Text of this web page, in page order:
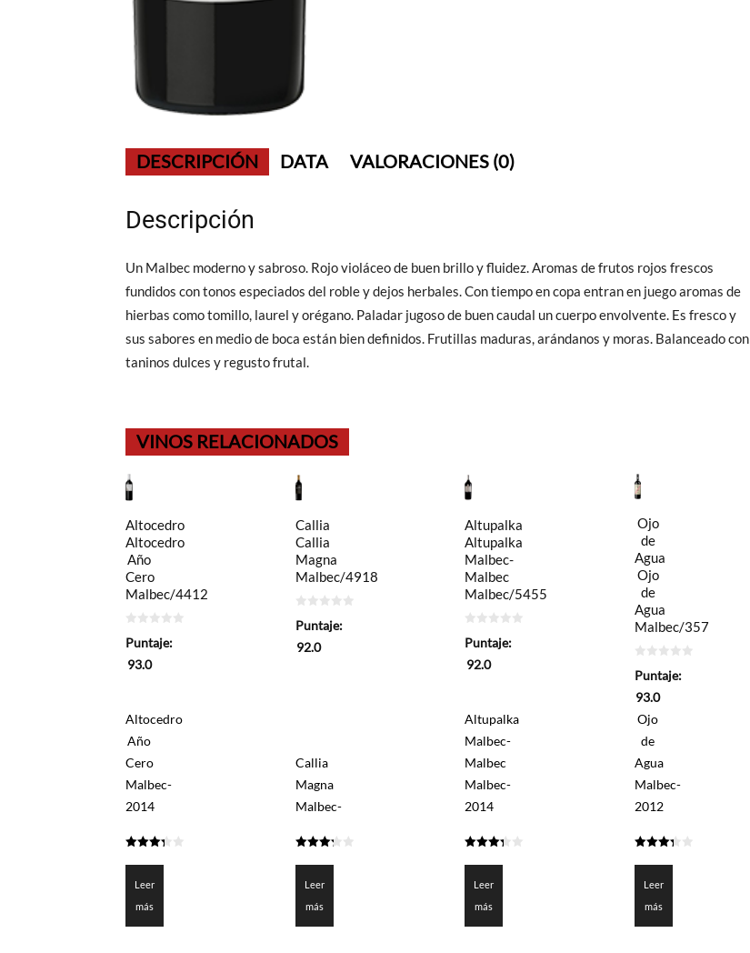
DESCRIPCIÓN DATA VALORACIONES (0)
Descripción
Un Malbec moderno y sabroso. Rojo violáceo de buen brillo y fluidez. Aromas de frutos rojos frescos
fundidos con tonos especiados del roble y dejos herbales. Con tiempo en copa entran en juego aromas de
hierbas como tomillo, laurel y orégano. Paladar jugoso de buen caudal un cuerpo envolvente. Es fresco y
sus sabores en medio de boca están bien definidos. Frutillas maduras, arándanos y moras. Balanceado con
taninos dulces y regusto frutal.
VINOS RELACIONADOS
Altocedro
Altocedro
Año
Cero
Malbec/4412
de
Puntaje:
93.0
Altocedro
Año
Cero
Malbec-
2014
de 5
Leer
más
Callia
Callia
Magna
Malbec/4918
de
Puntaje:
92.0
Callia
Magna
Malbec-
de 5
Leer
más
Altupalka
Altupalka
Malbec-
Malbec
Malbec/5455
de
Puntaje:
92.0
Altupalka
Malbec-
Malbec
Malbec-
2014
de 5
Leer
más
Ojo
de
Agua
Ojo
de
Agua
Malbec/357
de
Puntaje:
93.0
Ojo
de
Agua
Malbec-
2012
de 5
Leer
más